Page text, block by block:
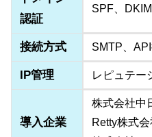
認証
SPF、
接続方式 SMTP、
IP管理 レピュテー
導入企業
株式会社中
Retty株式会